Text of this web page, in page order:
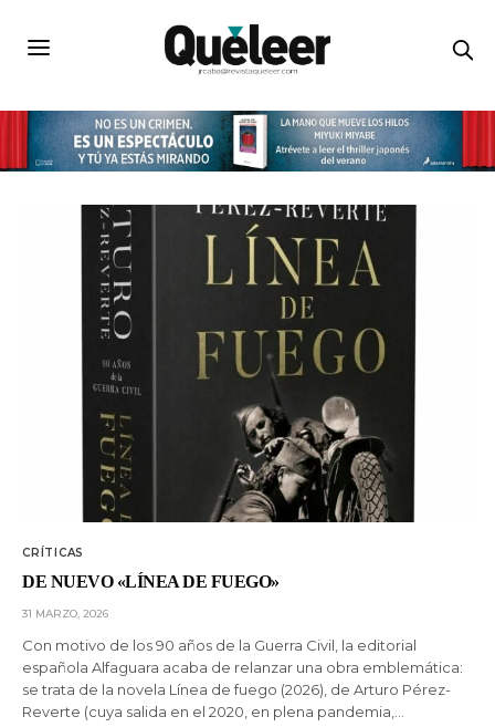
CRÍTICAS
DE NUEVO «LÍNEA DE FUEGO»
31 MARZO, 2026
Con motivo de los 90 años de la Guerra Civil, la editorial
española Alfaguara acaba de relanzar una obra emblemática:
se trata de la novela Línea de fuego (2026), de Arturo Pérez-
Reverte (cuya salida en el 2020, en plena pandemia,…